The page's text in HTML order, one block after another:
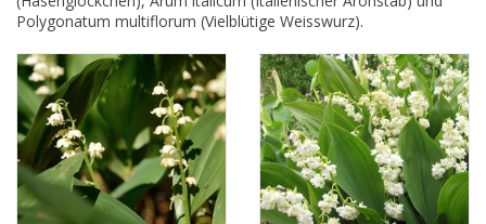
Polygonatum multiflorum (Vielblütige Weisswurz).